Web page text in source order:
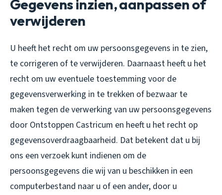
Gegevens inzien, aanpassen of
verwijderen
U heeft het recht om uw persoonsgegevens in te zien,
te corrigeren of te verwijderen. Daarnaast heeft u het
recht om uw eventuele toestemming voor de
gegevensverwerking in te trekken of bezwaar te
maken tegen de verwerking van uw persoonsgegevens
door Ontstoppen Castricum en heeft u het recht op
gegevensoverdraagbaarheid. Dat betekent dat u bij
ons een verzoek kunt indienen om de
persoonsgegevens die wij van u beschikken in een
computerbestand naar u of een ander, door u